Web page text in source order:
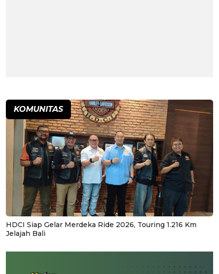
KOMUNITAS
HDCI Siap Gelar Merdeka Ride 2026, Touring 1.216 Km
Jelajah Bali